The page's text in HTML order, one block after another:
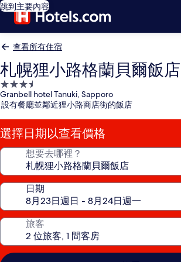
跳到主要內容
查看所有住宿
札幌狸小路格蘭貝爾飯店
3.5
星
級
住
宿
Granbell hotel Tanuki, Sapporo
設有餐廳並鄰近狸小路商店街的飯店
選擇日期以查看價格
想要去哪裡？
日期
旅客